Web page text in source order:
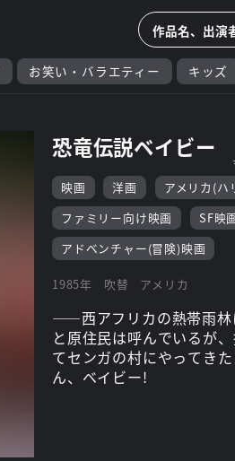
お笑い・バラエティー キッズ
恐竜伝説ベイビー
映画 洋画
アメリカ(ハ
ファミリー向け映画
SF映
アドベンチャー(冒険)映画
1985年 吹替 アメリカ
――西アフリカの熱帯雨林
と原住民は呼んでいるが
てセンガの村にやってき
ん、ベイビー!